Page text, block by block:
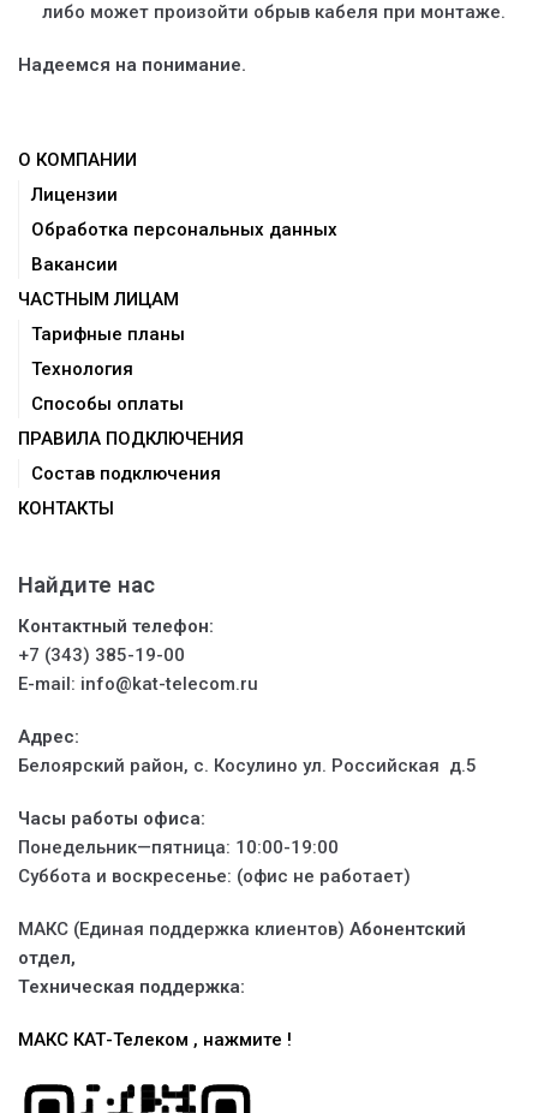
либо может произойти обрыв кабеля при монтаже.
Надеемся на понимание.
О КОМПАНИИ
Лицензии
Обработка персональных данных
Вакансии
ЧАСТНЫМ ЛИЦАМ
Тарифные планы
Технология
Способы оплаты
ПРАВИЛА ПОДКЛЮЧЕНИЯ
Состав подключения
КОНТАКТЫ
Найдите нас
Контактный телефон:
+7 (343) 385-19-00
E-mail: info@kat-telecom.ru
Адрес:
Белоярский район, с. Косулино ул. Российская д.5
Часы работы офиса:
Понедельник—пятница: 10:00-19:00
Суббота и воскресенье: (офис не работает)
МАКС (Единая поддержка клиентов) Абонентский
отдел,
Техническая поддержка:
МАКС КАТ-Телеком , нажмите !